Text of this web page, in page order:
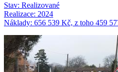
Stav: Realizované
Realizace: 2024
Náklady: 656 539 Kč, z toho 459